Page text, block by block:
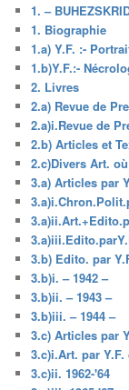
1. –
1. Biographie
1.a) Y.F. :-
1.b)Y.F.:-
2. Livres
2.a) Revue de
2.a)i.Revue de
2.b) Articles et
2.c)Divers Art.
3.a) Articles par
3.b) Edito. par
3.b)i. – 1942 –
3.b)ii. – 1943 –
3.b)iii. – 1944 –
3.c) Articles par
3.c)i.Art. par
3.c)ii. 1962-'64